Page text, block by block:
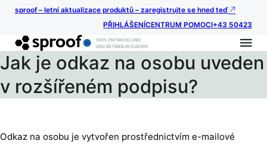
sproof – letní aktualizace produktů – zaregistrujte se hned teď
PŘIHLÁŠENÍCENTRUM POMOCI+43 50423
Jak je odkaz na osobu uveden
v rozšířeném podpisu?
Odkaz na osobu je vytvořen prostřednictvím e-mailové